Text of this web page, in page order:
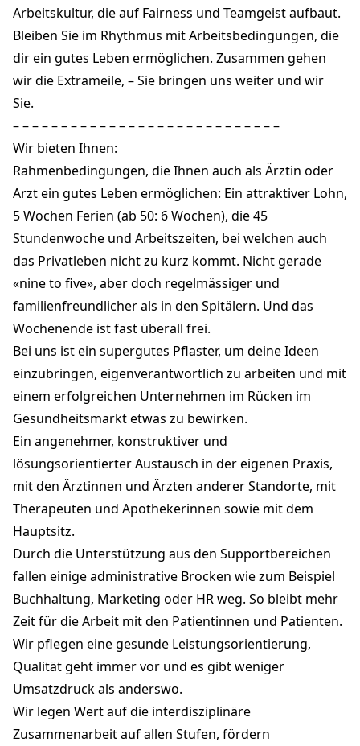
Arbeitskultur, die auf Fairness und Teamgeist aufbaut.
Bleiben Sie im Rhythmus mit Arbeitsbedingungen, die
dir ein gutes Leben ermöglichen. Zusammen gehen
wir die Extrameile, – Sie bringen uns weiter und wir
Sie.
– – – – – – – – – – – – – – – – – – – – – – – – – – – –
Wir bieten Ihnen:
Rahmenbedingungen, die Ihnen auch als Ärztin oder
Arzt ein gutes Leben ermöglichen: Ein attraktiver Lohn,
5 Wochen Ferien (ab 50: 6 Wochen), die 45
Stundenwoche und Arbeitszeiten, bei welchen auch
das Privatleben nicht zu kurz kommt. Nicht gerade
«nine to five», aber doch regelmässiger und
familienfreundlicher als in den Spitälern. Und das
Wochenende ist fast überall frei.
Bei uns ist ein supergutes Pflaster, um deine Ideen
einzubringen, eigenverantwortlich zu arbeiten und mit
einem erfolgreichen Unternehmen im Rücken im
Gesundheitsmarkt etwas zu bewirken.
Ein angenehmer, konstruktiver und
lösungsorientierter Austausch in der eigenen Praxis,
mit den Ärztinnen und Ärzten anderer Standorte, mit
Therapeuten und Apothekerinnen sowie mit dem
Hauptsitz.
Durch die Unterstützung aus den Supportbereichen
fallen einige administrative Brocken wie zum Beispiel
Buchhaltung, Marketing oder HR weg. So bleibt mehr
Zeit für die Arbeit mit den Patientinnen und Patienten.
Wir pflegen eine gesunde Leistungsorientierung,
Qualität geht immer vor und es gibt weniger
Umsatzdruck als anderswo.
Wir legen Wert auf die interdisziplinäre
Zusammenarbeit auf allen Stufen, fördern